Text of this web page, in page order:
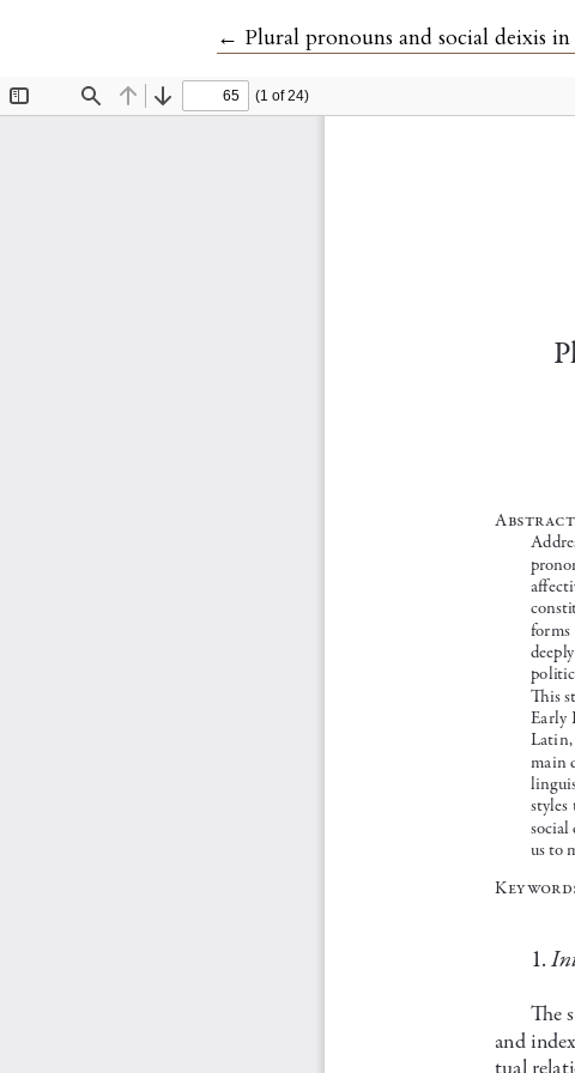
← Ritorna ai dettagli dell'articolo
Plural pronouns and social deixis